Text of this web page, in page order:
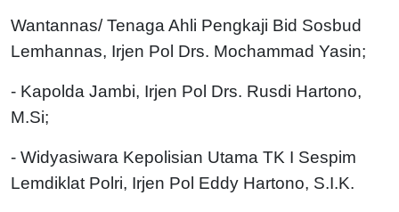
Wantannas/ Tenaga Ahli Pengkaji Bid Sosbud
Lemhannas, Irjen Pol Drs. Mochammad Yasin;
- Kapolda Jambi, Irjen Pol Drs. Rusdi Hartono,
M.Si;
- Widyasiwara Kepolisian Utama TK I Sespim
Lemdiklat Polri, Irjen Pol Eddy Hartono, S.I.K.